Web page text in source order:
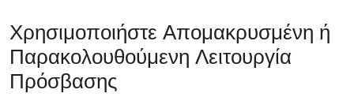
Χρησιμοποιήστε Απομακρυσμένη ή
Παρακολουθούμενη Λειτουργία
Πρόσβασης